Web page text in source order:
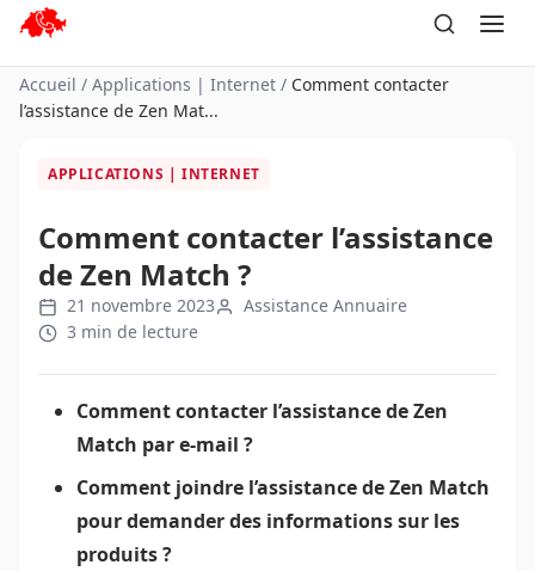
Aller
contenu
Accueil / Applications | Internet / Comment contacter
l’assistance de Zen Mat...
APPLICATIONS | INTERNET
Comment contacter l’assistance
de Zen Match ?
21 novembre 2023
Assistance Annuaire
3 min de lecture
Comment contacter l’assistance de Zen
Match par e-mail ?
Comment joindre l’assistance de Zen Match
pour demander des informations sur les
produits ?